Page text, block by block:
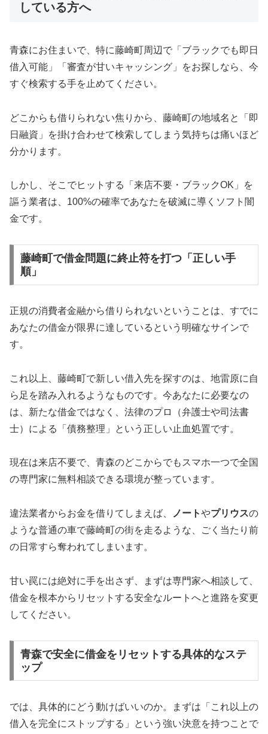
している方へ
青森にお住まいで、特に藤崎町周辺で「ブラックでも即日
借入可能」「審査が甘いキャッシング」をお探しなら、今
すぐ検索する手を止めてください。
どこからも借りられない焦りから、藤崎町の地域名と「即
日融資」を掛け合わせて検索してしまう気持ちは痛いほど
分かります。
しかし、そこでヒットする「来店不要・ブラックOK」を
謳う業者は、100%の確率であなたを破滅に導くソフト闇
金です。
藤崎町で借金問題に終止符を打つ「正しい手
順」
正規の消費者金融から借りられないということは、すでに
あなたの借金が限界に達しているという明確なサインで
す。
これ以上、藤崎町で新しい借入先を探すのは、地雷原に自
ら足を踏み入れるようなものです。今あなたに必要なの
は、新たな借金ではなく、法律のプロ（弁護士や司法書
士）による「債務整理」という正しい止血処置です。
現在は来店不要で、青森のどこからでもスマホ一つで全国
の専門家に無料相談できる環境が整っています。
違法業者からお金を借りてしまえば、 ノートやプリウスの
ような普通の車で藤崎町の街を走るような、ごく当たり前
の日常すら奪われてしまいます。
甘い罠には絶対に手を出さず、まずは専門家へ相談して、
借金を根本からリセットする安全なルートへと進路を変更
してください。
青森で安全に借金をリセットする具体的なステ
ップ
では、具体的にどう動けばいいのか。まずは「これ以上の
借入を完全にストップする」という強い決意を持つことで